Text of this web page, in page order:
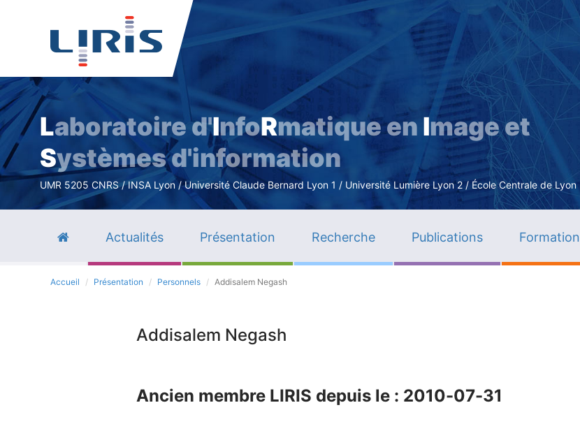
Aller
contenu
principal
Laboratoire d'InfoRmatique en Image et
Systèmes d'information
UMR 5205 CNRS / INSA Lyon / Université Claude Bernard Lyon 1 / Université Lumière Lyon 2 / École Centrale de Lyon
Actualités Présentation Recherche Publications Formation
Accueil Présentation Personnels Addisalem Negash
Addisalem Negash
Ancien membre LIRIS depuis le : 2010-07-31